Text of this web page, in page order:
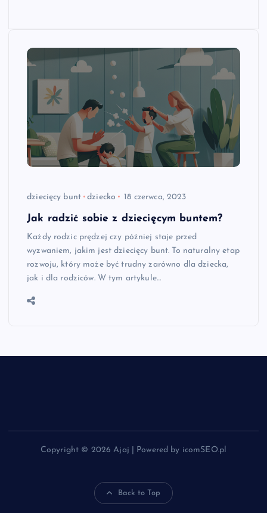
dziecięcy bunt dziecko 18 czerwca, 2023
Jak radzić sobie z dziecięcym buntem?
Każdy rodzic prędzej czy później staje przed
wyzwaniem, jakim jest dziecięcy bunt. To naturalny etap
rozwoju, który może być trudny zarówno dla dziecka,
jak i dla rodziców. W tym artykule…
Copyright © 2026 Ajaj | Powered by icomSEO.pl
Back to Top